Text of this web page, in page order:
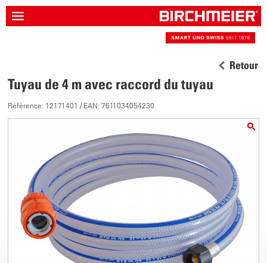
Retour
Tuyau de 4 m avec raccord du tuyau
Référence: 12171401 / EAN: 7611034054230